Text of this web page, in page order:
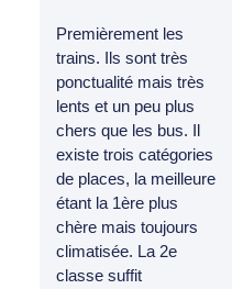
Premièrement les
trains. Ils sont très
ponctualité mais très
lents et un peu plus
chers que les bus. Il
existe trois catégories
de places, la meilleure
étant la 1ère plus
chère mais toujours
climatisée. La 2e
classe suffit